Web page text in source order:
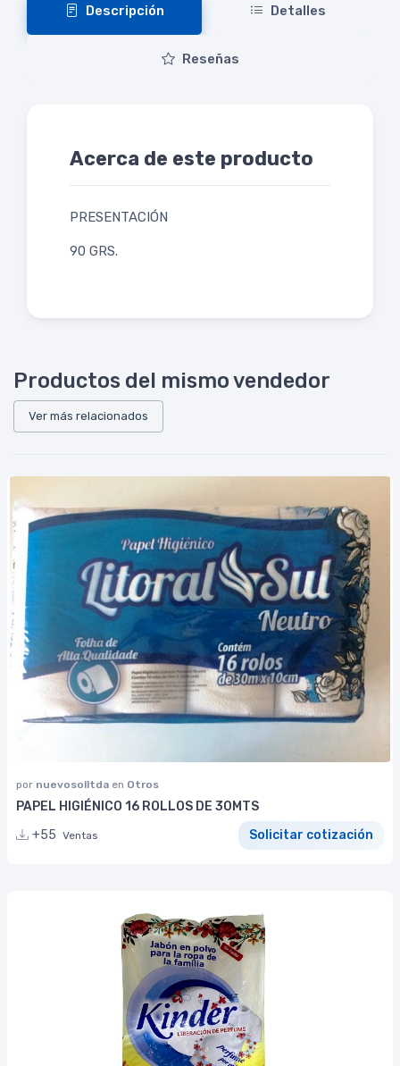
Descripción Detalles
Reseñas
Acerca de este producto
PRESENTACIÓN
90 GRS.
Productos del mismo vendedor
Ver más relacionados
por nuevosolltda en Otros
PAPEL HIGIÉNICO 16 ROLLOS DE 30MTS
+55 Ventas Solicitar cotización